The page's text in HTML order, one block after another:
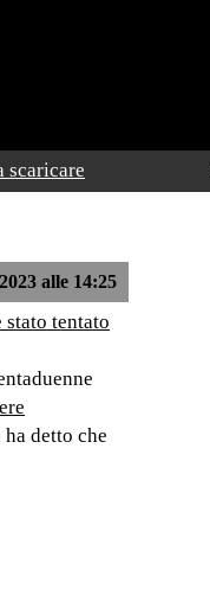
scaricare
alle 14:25
stato tentato
detto che